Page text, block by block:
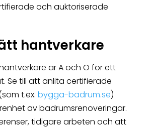
och auktoriserade
hantverkare
är A och O för ett
Se till att anlita certifierade
t.ex. bygga-badrum.se)
av badrumsrenoveringar.
tidigare arbeten och att